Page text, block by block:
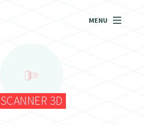
MENU
SCANNER 3D